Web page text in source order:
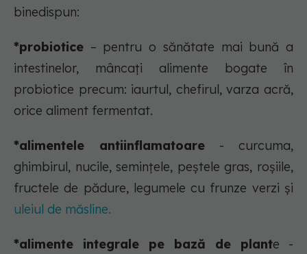
binedispun:
*probiotice – pentru o sănătate mai bună a
intestinelor, mâncați alimente bogate în
probiotice precum: iaurtul, chefirul, varza acră,
orice aliment fermentat.
*alimentele antiinflamatoare - curcuma,
ghimbirul, nucile, semințele, peștele gras, roșiile,
fructele de pădure, legumele cu frunze verzi și
uleiul de măsline.
*alimente integrale pe bază de plante -